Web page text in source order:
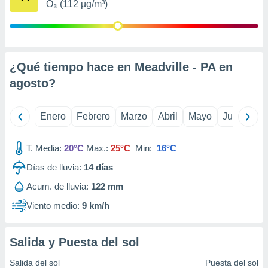
su
en
de
datos
O₃ (112 µg/m³)
¿Qué tiempo hace en Meadville - PA en
agosto?
Enero Febrero Marzo Abril Mayo Junio
T. Media: 20°C Max.: 25°C Min: 16°C
Días de lluvia: 14días
Acum. de lluvia: 122 mm
Viento medio: 9 km/h
Salida y Puesta del sol
Salida del sol Puesta del sol